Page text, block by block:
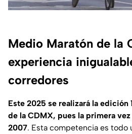
Medio Maratón de la
experiencia
corredores
Este 2025 se realizará la edición
de la CDMX, pues la primera
2007. Esta competencia es todo